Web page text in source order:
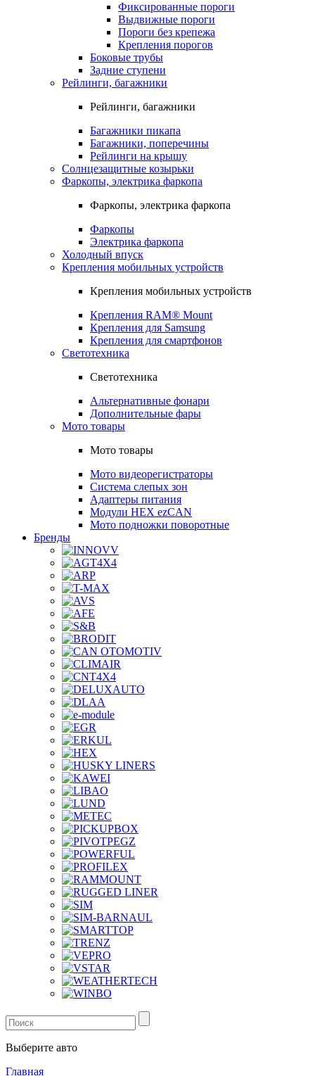
Фиксированные пороги
Выдвижные пороги
Пороги без крепежа
Крепления порогов
Боковые трубы
Задние ступени
Рейлинги, багажники
Рейлинги, багажники
Багажники пикапа
Багажники, поперечины
Рейлинги на крышу
Солнцезащитные козырьки
Фаркопы, электрика фаркопа
Фаркопы, электрика фаркопа
Фаркопы
Электрика фаркопа
Холодный впуск
Крепления мобильных устройств
Крепления мобильных устройств
Крепления RAM® Mount
Крепления для Samsung
Крепления для смартфонов
Светотехника
Светотехника
Альтернативные фонари
Дополнительные фары
Мото товары
Мото товары
Мото видеорегистраторы
Система слепых зон
Адаптеры питания
Модули HEX ezCAN
Мото подножки поворотные
Бренды
Выберите авто
Главная